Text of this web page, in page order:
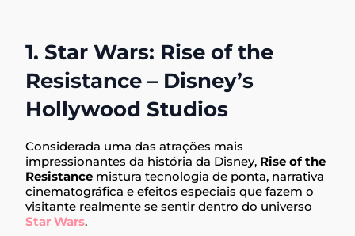
1. Star Wars: Rise of the
Resistance – Disney’s
Hollywood Studios
Considerada uma das atrações mais
impressionantes da história da Disney, Rise of the
Resistance mistura tecnologia de ponta, narrativa
cinematográfica e efeitos especiais que fazem o
visitante realmente se sentir dentro do universo
Star Wars.